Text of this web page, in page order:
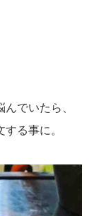
でいたら、
る事に。